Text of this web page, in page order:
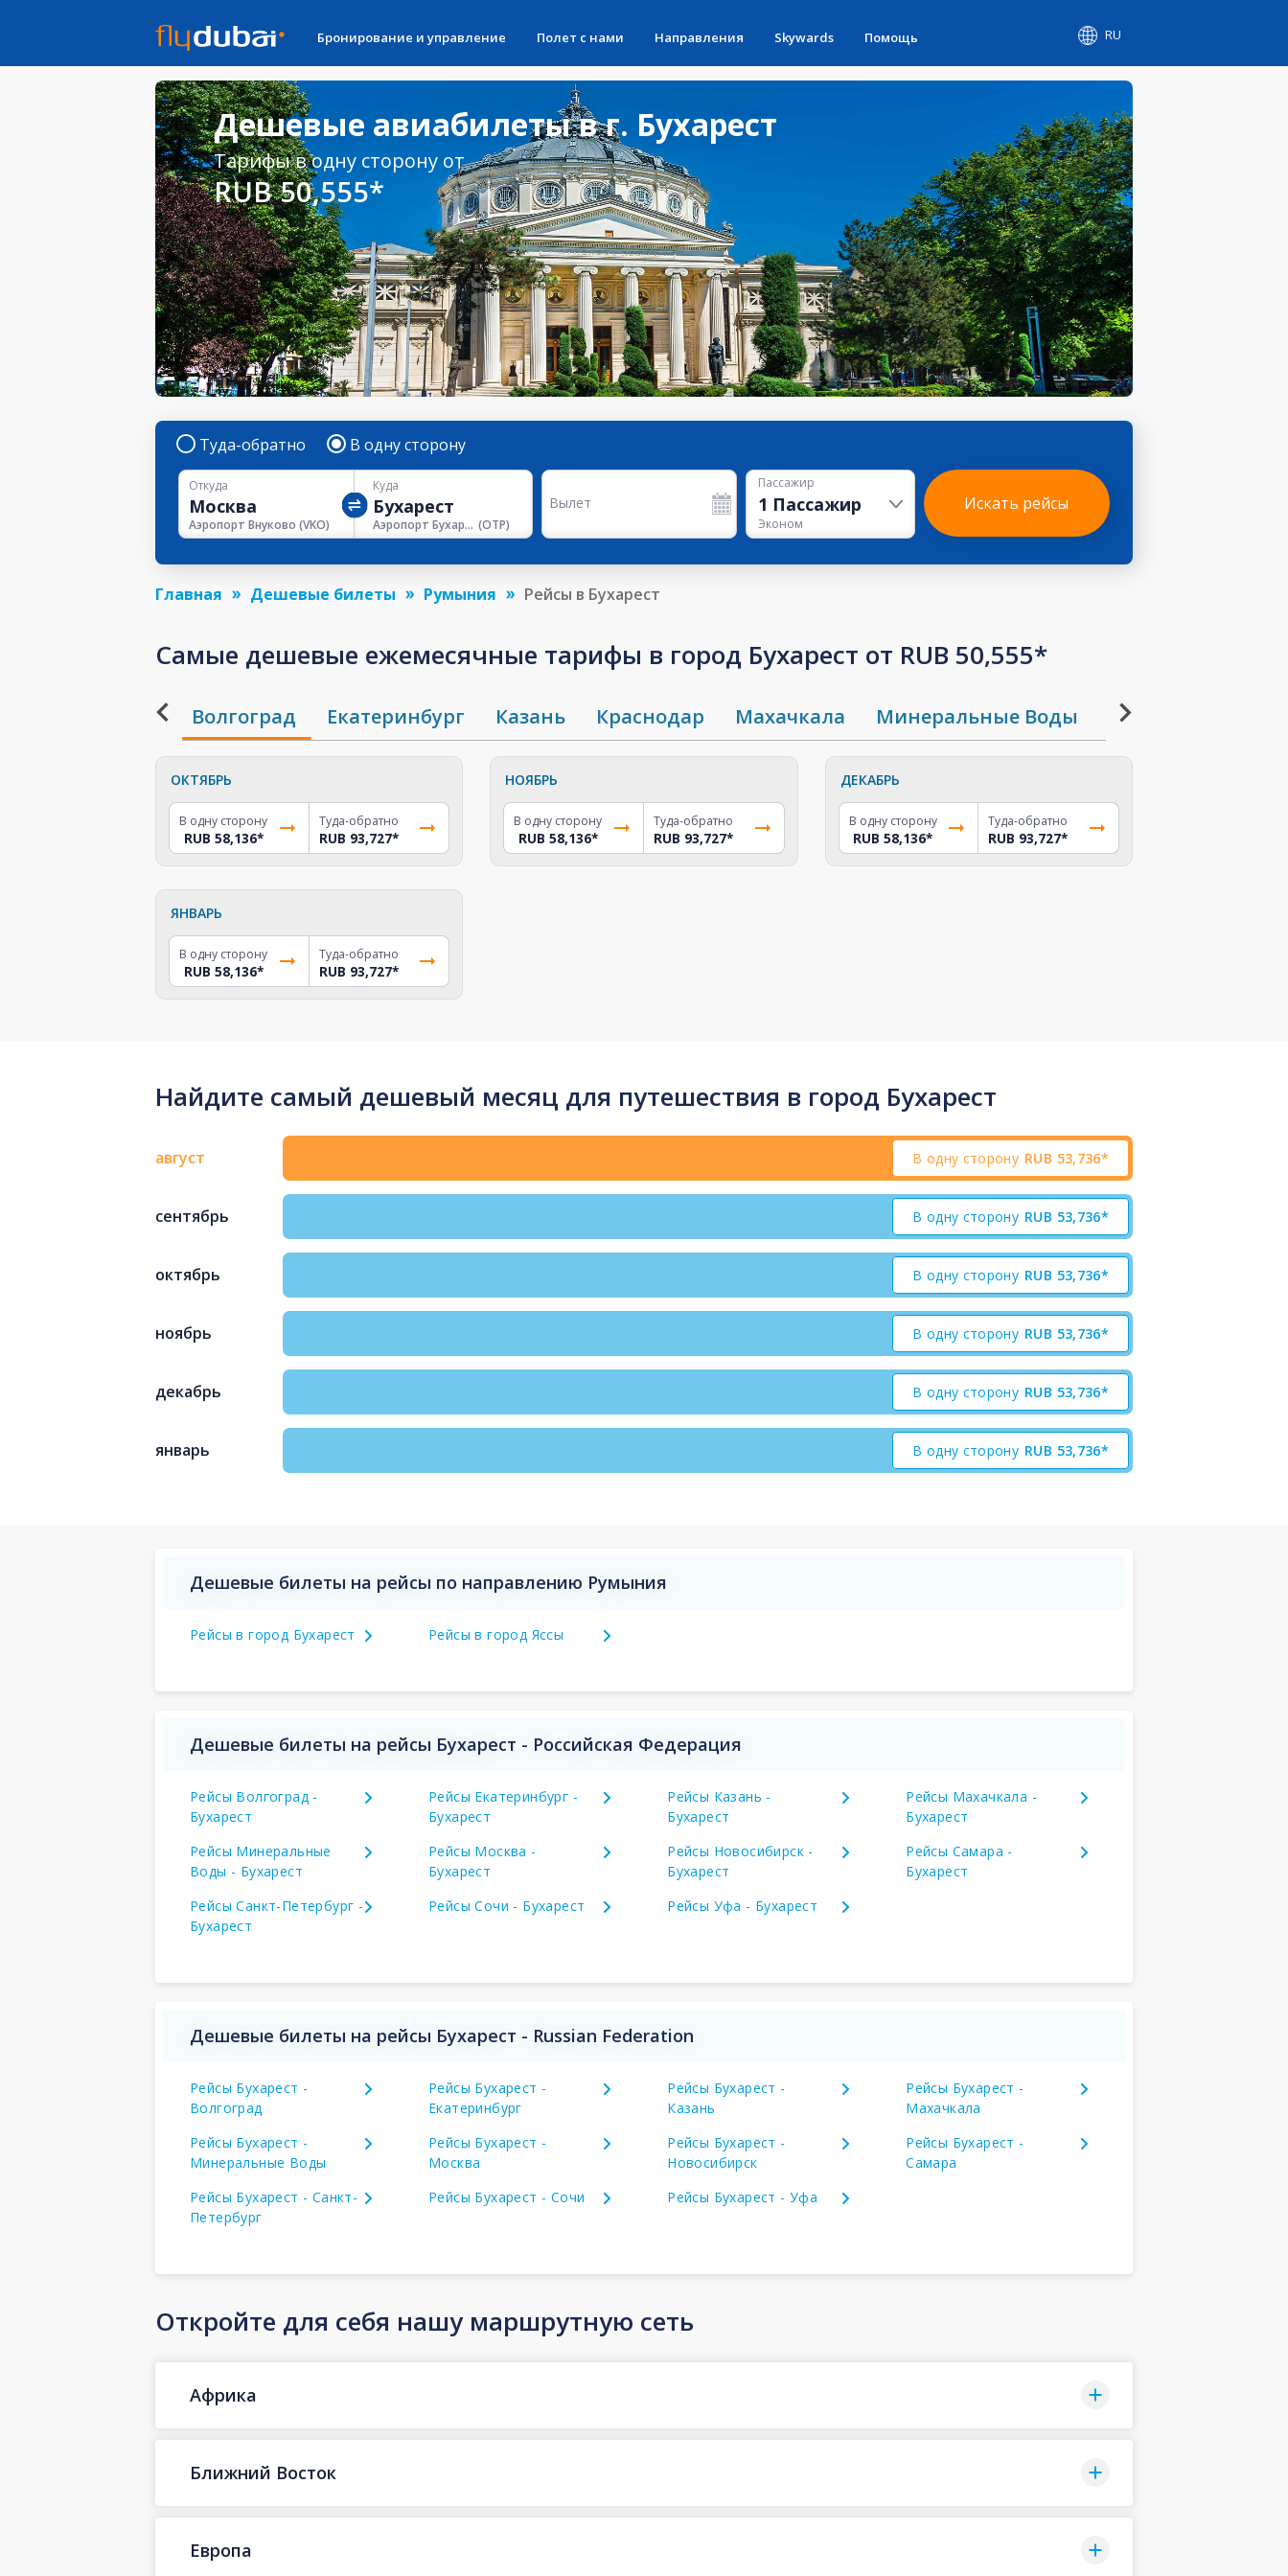
Бронирование и управление Полет с нами Направления Skywards Помощь RU
Дешевые авиабилеты в г. Бухарест
Тарифы в одну сторону от
RUB 50,555*
Туда-обратно В одну сторону
Откуда
Аэропорт Внуково (VKO)
Куда
Аэропорт Бухареста (OTP)
Вылет
Пассажир
1 Пассажир
Эконом
Искать рейсы
Главная Дешевые билеты Румыния Рейсы в Бухарест
Самые дешевые ежемесячные тарифы в город Бухарест от RUB 50,555*
Волгоград Екатеринбург Казань Краснодар Махачкала Минеральные Воды Москва
ОКТЯБРЬ
В одну сторону
RUB 58,136*
Туда-обратно
RUB 93,727*
НОЯБРЬ
В одну сторону
RUB 58,136*
Туда-обратно
RUB 93,727*
ДЕКАБРЬ
В одну сторону
RUB 58,136*
Туда-обратно
RUB 93,727*
ЯНВАРЬ
В одну сторону
RUB 58,136*
Туда-обратно
RUB 93,727*
Найдите самый дешевый месяц для путешествия в город Бухарест
август В одну сторону RUB 53,736*
сентябрь В одну сторону RUB 53,736*
октябрь В одну сторону RUB 53,736*
ноябрь В одну сторону RUB 53,736*
декабрь В одну сторону RUB 53,736*
январь В одну сторону RUB 53,736*
Дешевые билеты на рейсы по направлению Румыния
Рейсы в город Бухарест Рейсы в город Яссы
Дешевые билеты на рейсы Бухарест - Российская Федерация
Рейсы Волгоград -
Бухарест
Рейсы Екатеринбург -
Бухарест
Рейсы Казань -
Бухарест
Рейсы Махачкала -
Бухарест
Рейсы Минеральные
Воды - Бухарест
Рейсы Москва -
Бухарест
Рейсы Новосибирск -
Бухарест
Рейсы Самара -
Бухарест
Рейсы Санкт-Петербург -
Бухарест
Рейсы Сочи - Бухарест Рейсы Уфа - Бухарест
Дешевые билеты на рейсы Бухарест - Russian Federation
Рейсы Бухарест -
Волгоград
Рейсы Бухарест -
Екатеринбург
Рейсы Бухарест -
Казань
Рейсы Бухарест -
Махачкала
Рейсы Бухарест -
Минеральные Воды
Рейсы Бухарест -
Москва
Рейсы Бухарест -
Новосибирск
Рейсы Бухарест -
Самара
Рейсы Бухарест - Санкт-
Петербург
Рейсы Бухарест - Сочи Рейсы Бухарест - Уфа
Откройте для себя нашу маршрутную сеть
Африка
Ближний Восток
Европа